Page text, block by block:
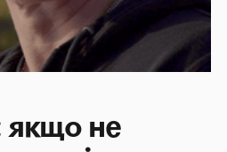
якщо не